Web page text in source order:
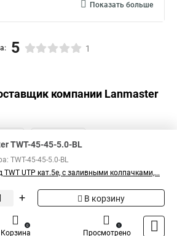
Показать больше
5 1
компании Lanmaster
TWT-45-45-5.0-BL
TWT-45-45-5.0-BL
TWT UTP кат.5e, с заливными колпачками,...
+ В корзину
Корзина
0
Просмотрено
1